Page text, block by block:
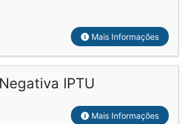
Mais Informações
IPTU
Mais Informações